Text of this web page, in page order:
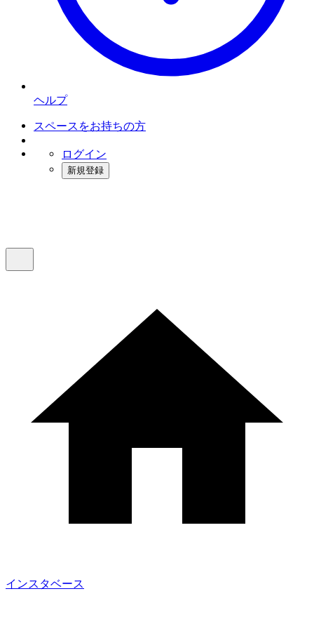
ヘルプ
スペースをお持ちの方
ログイン
新規登録
インスタベース